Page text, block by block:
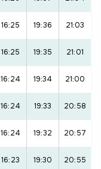
16:25 19:36 21:03
16:25 19:35 21:01
16:24 19:34 21:00
16:24 19:33 20:58
16:24 19:32 20:57
16:23 19:30 20:55